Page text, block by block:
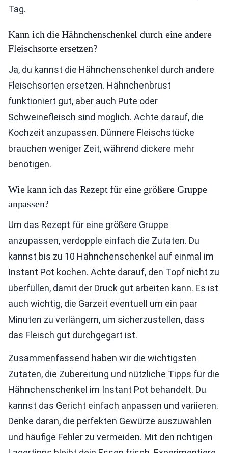
Tag.
Kann ich die Hähnchenschenkel durch eine andere
Fleischsorte ersetzen?
Ja, du kannst die Hähnchenschenkel durch andere
Fleischsorten ersetzen. Hähnchenbrust
funktioniert gut, aber auch Pute oder
Schweinefleisch sind möglich. Achte darauf, die
Kochzeit anzupassen. Dünnere Fleischstücke
brauchen weniger Zeit, während dickere mehr
benötigen.
Wie kann ich das Rezept für eine größere Gruppe
anpassen?
Um das Rezept für eine größere Gruppe
anzupassen, verdopple einfach die Zutaten. Du
kannst bis zu 10 Hähnchenschenkel auf einmal im
Instant Pot kochen. Achte darauf, den Topf nicht zu
überfüllen, damit der Druck gut arbeiten kann. Es ist
auch wichtig, die Garzeit eventuell um ein paar
Minuten zu verlängern, um sicherzustellen, dass
das Fleisch gut durchgegart ist.
Zusammenfassend haben wir die wichtigsten
Zutaten, die Zubereitung und nützliche Tipps für die
Hähnchenschenkel im Instant Pot behandelt. Du
kannst das Gericht einfach anpassen und variieren.
Denke daran, die perfekten Gewürze auszuwählen
und häufige Fehler zu vermeiden. Mit den richtigen